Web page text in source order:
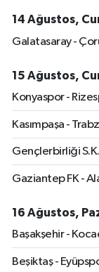
14 Ağustos,
Galatasaray -
15 Ağustos,
Konyaspor -
Kasımpaşa -
Gençlerbirliği
Gaziantep FK -
16 Ağustos,
Başakşehir -
Beşiktaş -